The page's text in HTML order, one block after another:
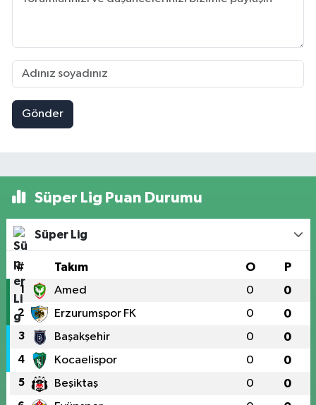
Gönder
Süper Lig Puan Durumu
Süper Lig
# Takım O P
1 Amed 0 0
2 Erzurumspor FK 0 0
3 Başakşehir 0 0
4 Kocaelispor 0 0
5 Beşiktaş 0 0